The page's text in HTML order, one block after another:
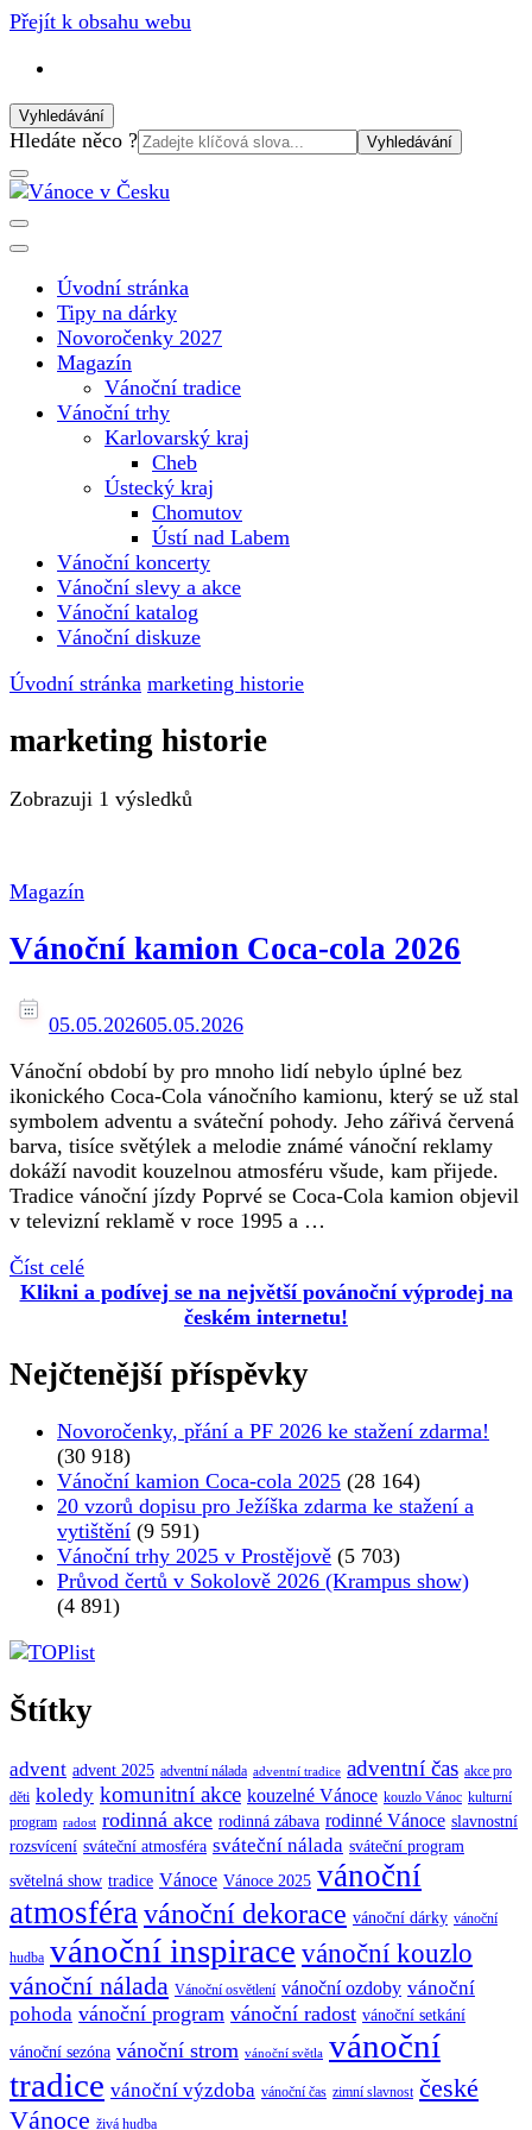
Přejít k obsahu webu
Vyhledávání
Vyhledat:
Hledáte něco ?
Vánoce v Česku
nejkrásnějším svátku v roce v České republice
Úvodní stránka
Tipy na dárky
Novoročenky 2027
Magazín
Vánoční tradice
Vánoční trhy
Karlovarský kraj
Cheb
Ústecký kraj
Chomutov
Ústí nad Labem
Vánoční koncerty
Vánoční slevy a akce
Vánoční katalog
Vánoční diskuze
Úvodní stránka marketing historie
marketing historie
Zobrazuji 1 výsledků
Magazín
Vánoční kamion Coca-cola 2026
05.05.202605.05.2026
Vánoční období by pro mnoho lidí nebylo úplné bez
ikonického Coca-Cola vánočního kamionu, který se už stal
symbolem adventu a sváteční pohody. Jeho zářivá červená
barva, tisíce světýlek a melodie známé vánoční reklamy
dokáží navodit kouzelnou atmosféru všude, kam přijede.
Tradice vánoční jízdy Poprvé se Coca-Cola kamion objevil
v televizní reklamě v roce 1995 a …
Číst celé
Klikni a podívej se na největší povánoční výprodej na
českém internetu!
Nejčtenější příspěvky
Novoročenky, přání a PF 2026 ke stažení zdarma!
(30 918)
Vánoční kamion Coca-cola 2025 (28 164)
20 vzorů dopisu pro Ježíška zdarma ke stažení a
vytištění (9 591)
Vánoční trhy 2025 v Prostějově (5 703)
Průvod čertů v Sokolově 2026 (Krampus show)
(4 891)
Štítky
advent advent 2025 adventní nálada adventní tradice adventní čas akce pro
děti koledy komunitní akce kouzelné Vánoce kouzlo Vánoc kulturní
program radost rodinná akce rodinná zábava rodinné Vánoce slavnostní
rozsvícení sváteční atmosféra sváteční nálada sváteční program
světelná show tradice Vánoce Vánoce 2025 vánoční
atmosféravánoční dekorace vánoční dárky vánoční
hudba vánoční inspirace vánoční kouzlo
vánoční nálada Vánoční osvětlení vánoční ozdoby vánoční
pohoda vánoční program vánoční radost vánoční setkání
vánoční sezóna vánoční strom vánoční světla vánoční
tradice vánoční výzdoba vánoční čas zimní slavnost české
Vánoce živá hudba